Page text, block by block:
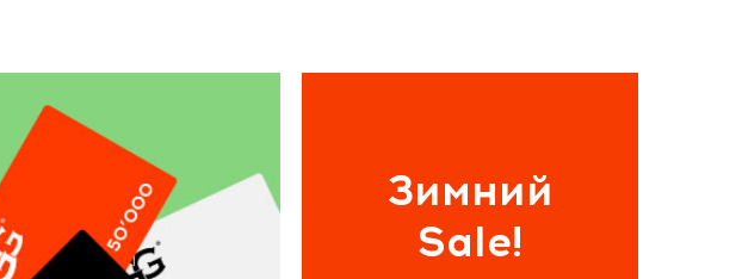
Зимний
Sale!